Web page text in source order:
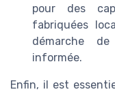
pour des
fabriquées
démarche
informée.
Enfin, il est